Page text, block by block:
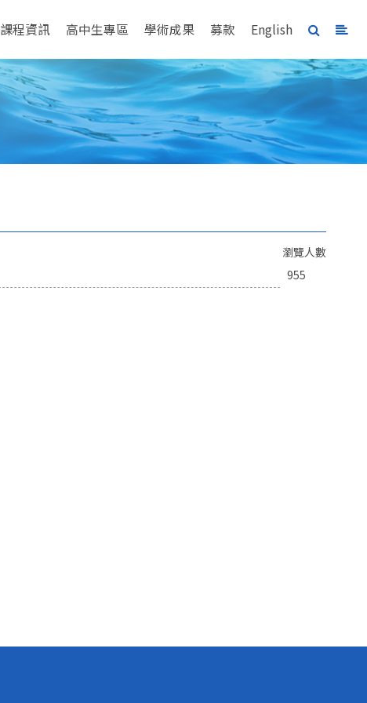
課程資訊 高中生專區 學術成果 募款 English
瀏覽人數
955